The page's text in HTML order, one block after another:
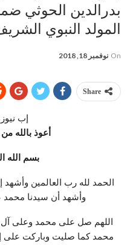
بدرالدين الحوثي
المولد النبوي الشريف
On نوفمبر 18, 2018
Share
إب نيوز ١٨ نوفمبر
أعوذ بالله
بسم الله
الحمد لله رب العالمين وأشهد
وأشهد أن سيدنا محمد
اللهم صل على محمد وعلى
محمد كما صليت وباركت على